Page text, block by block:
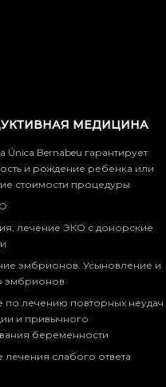
МЕДИЦИНА
Única Bernabeu гарантирует
и рождение ребенка или
стоимости процедуры
лечение ЭКО с донорские
эмбрионов. Усыновление и
эмбрионов
по лечению повторных неудач
и привычного
беременности
лечения слабого ответа